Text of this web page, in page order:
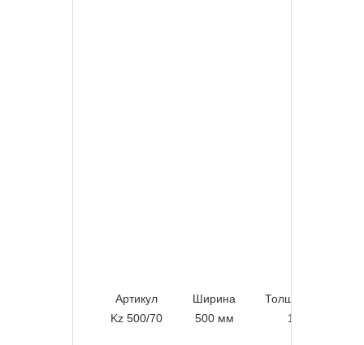
Артикул Ширина
Толщина листа
Kz 500/70
500 мм 1,5 мм